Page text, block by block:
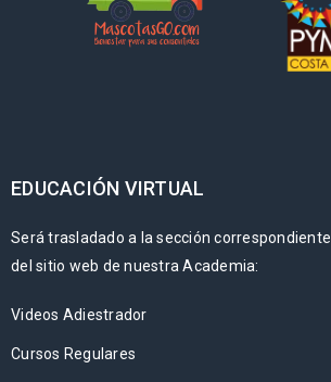
EDUCACIÓN VIRTUAL
Será trasladado a la sección correspondiente
del sitio web de nuestra Academia:
Videos Adiestrador
Cursos Regulares